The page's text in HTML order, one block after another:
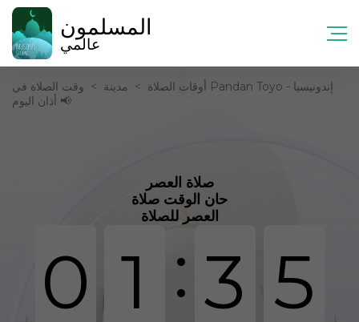
المسلمون
عالمي
أوقات الصلاة > مدينة > وقت الصلاة في Pandan Toyo - إندونيسيا
📢 أذان اليوم
صلاة العصر
حان الوقت صلاة
العصر للصلاة
0 1 : 3 5